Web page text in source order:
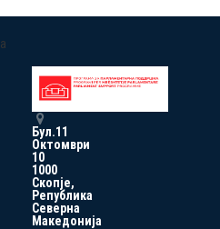
a
Бул.11
Октомври
10
1000
Скопје,
Република
Северна
Македонија